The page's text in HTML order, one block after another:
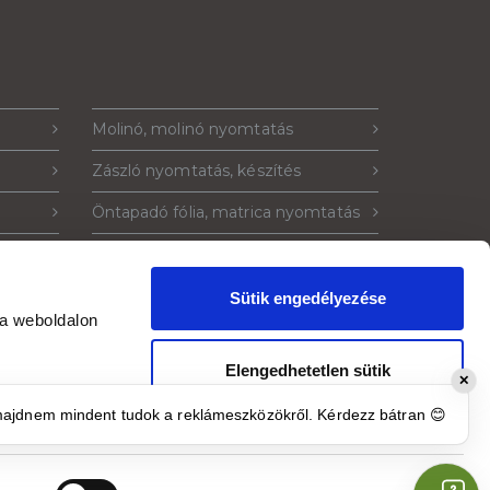
weboldalon
Sütik engedélyezése
Elengedhetetlen sütik
Molinó, molinó nyomtatás
Zászló nyomtatás, készítés
Öntapadó fólia, matrica nyomtatás
Kétoldalas műanyag tábla
Plakát nyomtatás
✕
mindent tudok a reklámeszközökről. Kérdezz bátran 😊